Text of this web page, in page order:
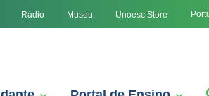
Rádio Museu Unoesc Store